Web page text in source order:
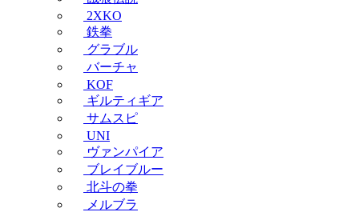
2XKO
鉄拳
グラブル
バーチャ
KOF
ギルティギア
サムスピ
UNI
ヴァンパイア
ブレイブルー
北斗の拳
メルブラ